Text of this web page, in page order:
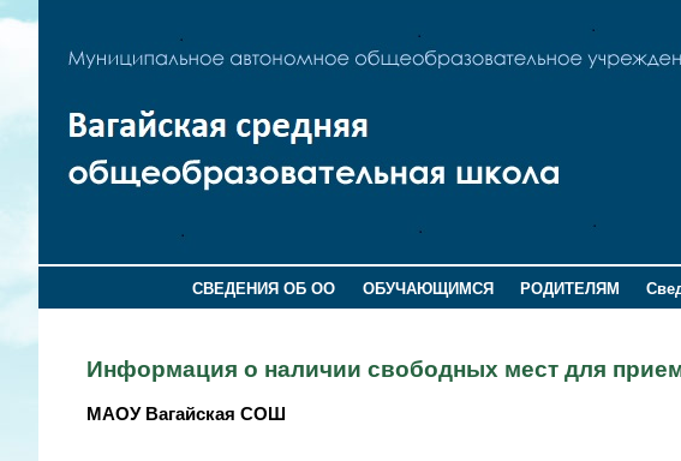
СВЕДЕНИЯ ОБ ОО ОБУЧАЮЩИМСЯ РОДИТЕЛЯМ
Информация о наличии свободных мест для
МАОУ Вагайская СОШ